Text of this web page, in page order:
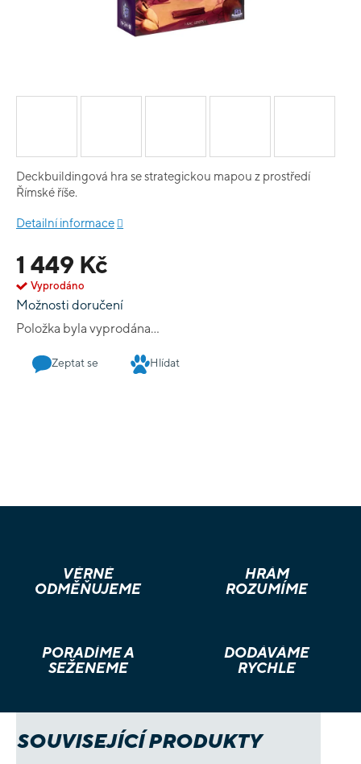
1 449 Kč
Vyprodáno
Možnosti doručení
Položka byla vyprodána…
Deckbuildingová hra se strategickou mapou z prostředí
Římské říše.
Detailní informace
Zeptat se Hlídat
VĚRNÉ
ODMĚŇUJEME
HRÁM
ROZUMÍME
PORADÍME A
SEŽENEME
DODÁVÁME
RYCHLE
SOUVISEJÍCÍ PRODUKTY